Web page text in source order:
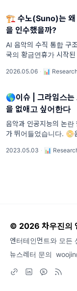
🏗️ 수노(Suno)는
을 인수했을까?
AI 음악의 수직 통합 구
국의 황금연휴가 시작
오랫동안 사용해 온 사람
2026.05.06 · 📊
🌎이슈 | 그라임스는
을 없애고 싶어한다
음악과 인공지능의 논란
가 뛰어들었습니다. 📀
1. 그라임스는 자신의 목
2023.05.03 · 📊
© 2026 차우진의
엔터테인먼트와 모든
뉴스레터 문의